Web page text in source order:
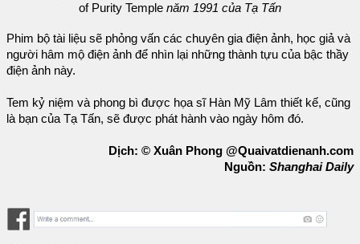
of Purity Temple năm 1991 của Tạ Tấn
Phim bộ tài liệu sẽ phỏng vấn các chuyên gia điện ảnh, học giả và
người hâm mộ điện ảnh để nhìn lại những thành tựu của bậc thầy
điện ảnh này.
Tem kỷ niệm và phong bì được họa sĩ Hàn Mỹ Lâm thiết kế, cũng
là bạn của Tạ Tấn, sẽ được phát hành vào ngày hôm đó.
Dịch: © Xuân Phong @Quaivatdienanh.com
Nguồn: Shanghai Daily